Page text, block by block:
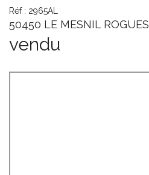
Réf : 2965AL
50450 LE MESNIL ROGUES
vendu